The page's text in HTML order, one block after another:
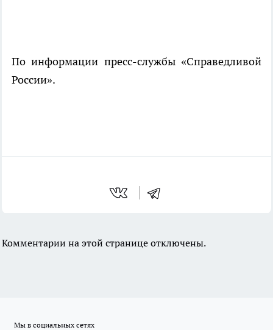
По информации пресс-службы «Справедливой
России».
Комментарии на этой странице отключены.
Мы в социальных сетях